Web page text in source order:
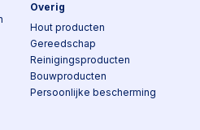
Overig
Hout producten
Gereedschap
Reinigingsproducten
Bouwproducten
Persoonlijke bescherming